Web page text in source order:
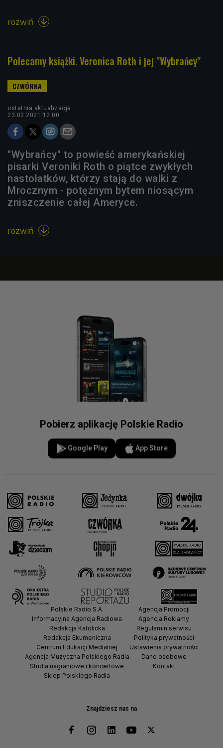
rozwiń 
Polecamy książki. Veronica Roth i jej "Wybrańcy"
ostatnia aktualizacja:
23.02.2021 12:00
"Wybrańcy" to powieść amerykańskiej
pisarki Veroniki Roth o piątce zwykłych
nastolatków, którzy stają do walki z
Mrocznym - potężnym bytem niosącym
zniszczenie całej Ameryce.
rozwiń 
Pobierz aplikację Polskie Radio
Google Play App Store
Znajdziesz nas na
Polskie Radio S.A.
Informacyjna Agencja Radiowa
Redakcja Katolicka
Redakcja Ekumeniczna
Centrum Edukacji Medialnej
Agencja Muzyczna Polskiego Radia
Studia nagraniowe i koncertowe
Sklep Polskiego Radia
Agencja Promocji
Agencja Reklamy
Regulamin serwisu
Polityka prywatności
Ustawienia prywatności
Dane osobowe
Kontakt